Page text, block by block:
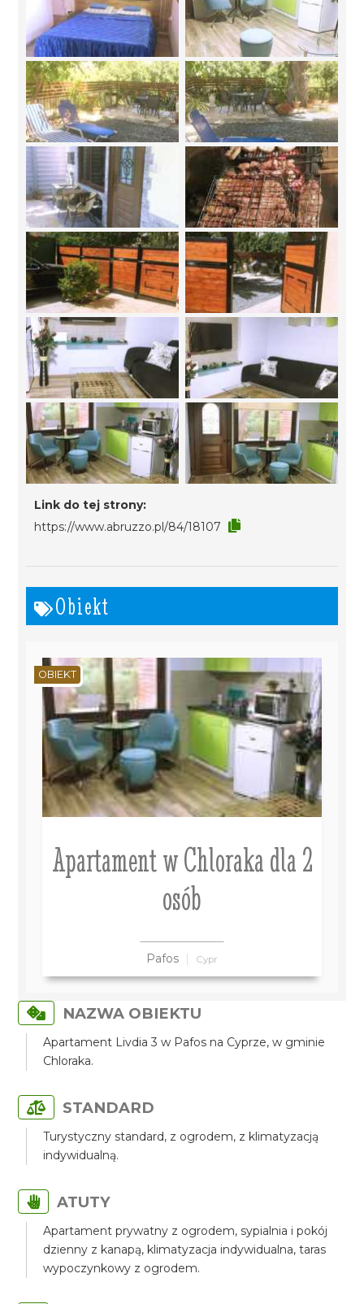
Link do tej strony:
https://www.abruzzo.pl/84/18107
Obiekt
Apartament w Chloraka dla 2
osób
Pafos Cypr
OBIEKT
NAZWA OBIEKTU
Apartament Livdia 3 w Pafos na Cyprze, w gminie
Chloraka.
STANDARD
Turystyczny standard, z ogrodem, z klimatyzacją
indywidualną.
ATUTY
Apartament prywatny z ogrodem, sypialnia i pokój
dzienny z kanapą, klimatyzacja indywidualna, taras
wypoczynkowy z ogrodem.